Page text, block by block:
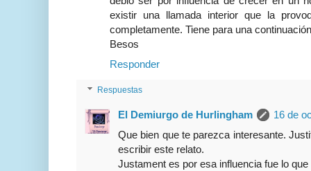
existir una llamada interior que la
completamente. Tiene para una
Besos
Responder
Respuestas
El Demiurgo de Hurlingham
16 de
Que bien que te parezca interesante.
escribir este relato.
Justament es por esa influencia fue lo que